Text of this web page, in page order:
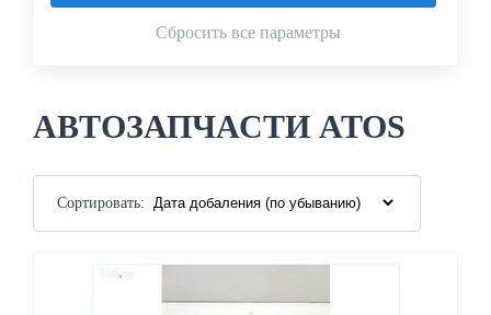
Сбросить все параметры
АВТОЗАПЧАСТИ ATOS
Сортировать: